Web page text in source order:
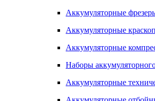
Аккумуляторные
Аккумуляторные
Аккумуляторные
Наборы
Аккумуляторные